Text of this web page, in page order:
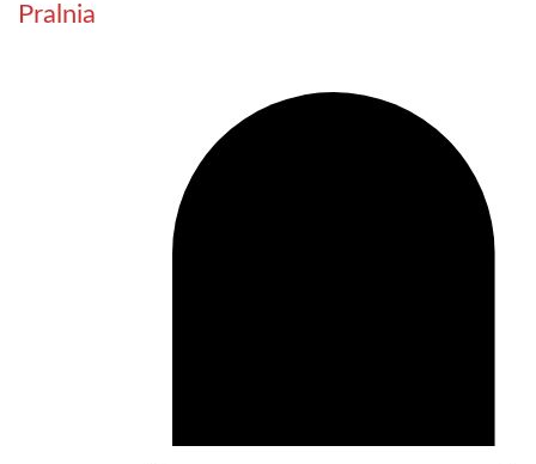
Pralnia